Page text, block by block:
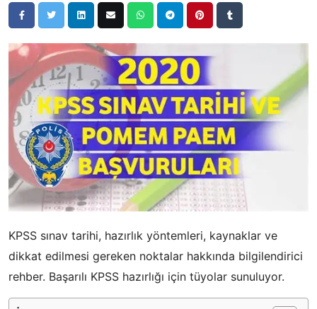
KPSS sınav tarihi, hazırlık yöntemleri, kaynaklar ve
dikkat edilmesi gereken noktalar hakkında bilgilendirici
rehber. Başarılı KPSS hazırlığı için tüyolar sunuluyor.